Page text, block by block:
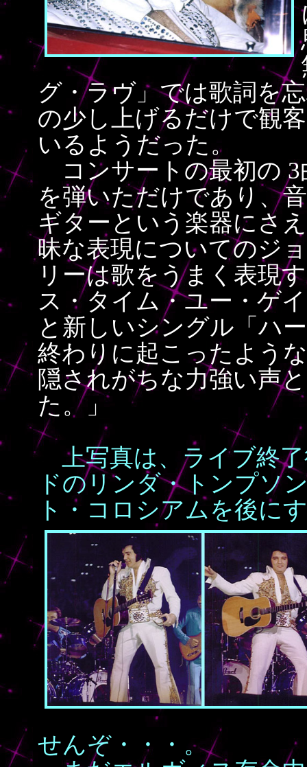
グ・ラヴ」では歌詞を
の少し上げるだけで観
いるようだった。
コンサートの最初の 3
を弾いただけであり、
ギターという楽器にさ
昧な表現についてのジ
リーは歌をうまく表現
ス・タイム・ユー・ゲ
と新しいシングル「ハ
終わりに起こったよう
隠されがちな力強い声
た。」
上写真は、ライブ終
ドのリンダ・トンプソ
ト・コロシアムを後に
せんぞ・・・。